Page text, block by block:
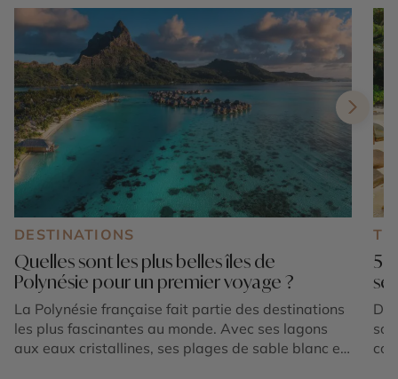
DESTINATIONS
Quelles sont les plus belles îles de
Polynésie pour un premier voyage ?
La Polynésie française fait partie des destinations
les plus fascinantes au monde. Avec ses lagons
aux eaux cristallines, ses plages de sable blanc et
5